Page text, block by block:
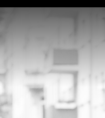
Linda Hesse
Home News
Pressebilder 2014